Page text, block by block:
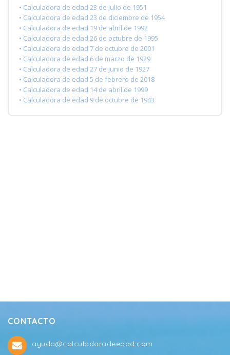
• Calculadora de edad 23 de julio de 1951
• Calculadora de edad 23 de diciembre de 1954
• Calculadora de edad 19 de abril de 1992
• Calculadora de edad 26 de octubre de 1995
• Calculadora de edad 7 de octubre de 2001
• Calculadora de edad 6 de marzo de 1929
• Calculadora de edad 27 de junio de 1927
• Calculadora de edad 5 de febrero de 2018
• Calculadora de edad 14 de abril de 1999
• Calculadora de edad 9 de octubre de 1943
CONTACTO
ayuda@calculadoradeedad.com